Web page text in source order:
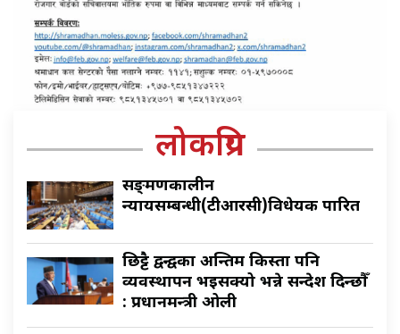
लोकप्रिय
सङ्क्रमणकालीन
न्यायसम्बन्धी(टीआरसी)विधेयक पारित
छिट्टै द्वन्द्वका अन्तिम किस्ता पनि
व्यवस्थापन भइसक्यो भन्ने सन्देश दिन्छौँ
: प्रधानमन्त्री ओली